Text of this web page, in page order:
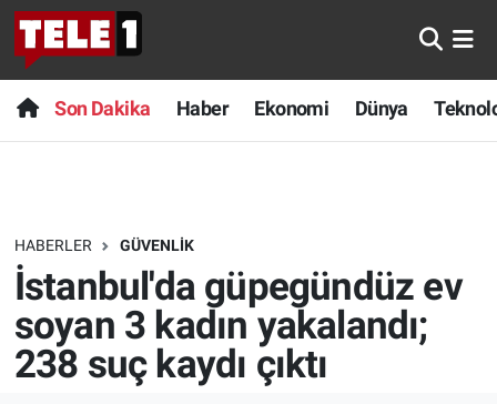
Son Dakika Haber Ekonomi Dünya
HABERLER GÜVENLIK
İstanbul'da güpegündüz ev
soyan 3 kadın yakalandı;
238 suç kaydı çıktı
Anında Manşet
Başka Sohbetler
Bilim turu
Bilim ve Teknoloji Evreni
Doğa Konuşuyor
Son Dakika
Haber
Dünya
Teknoloji
Sağlık
Nöbetçi Eczaneler
Hava Durumu
Trafik Durumu
Süper Lig Puan Durumu ve Fikstür
Tüm Manşetler